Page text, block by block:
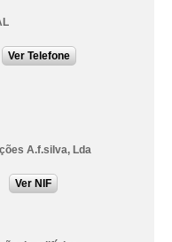
Ver Telefone
A.f.silva, Lda
Ver NIF